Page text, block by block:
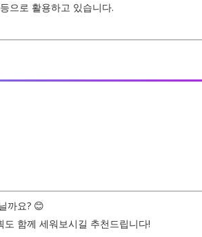
으로 활용하고 있습니다.
까요? 😊
함께 세워보시길 추천드립니다!